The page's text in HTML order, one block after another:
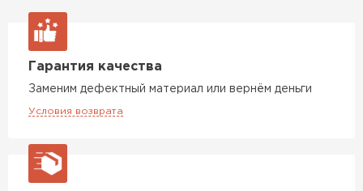
Гарантия качества
Заменим дефектный материал или вернём деньги
Условия возврата